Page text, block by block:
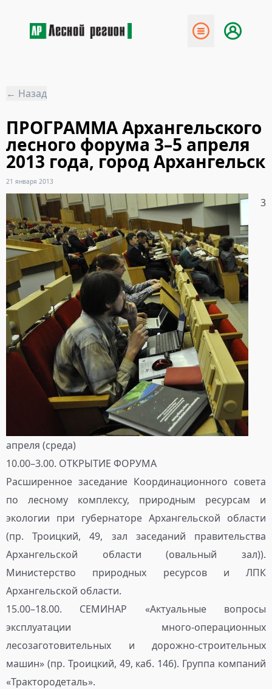
← Назад
ПРОГРАММА Архангельского
лесного форума 3–5 апреля
2013 года, город Архангельск
21 января 2013
3
апреля (среда)
10.00–3.00. ОТКРЫТИЕ ФОРУМА
Расширенное заседание Координационного совета
по лесному комплексу, природным ресурсам и
экологии при губернаторе Архангельской области
(пр. Троицкий, 49, зал заседаний правительства
Архангельской области (овальный зал)).
Министерство природных ресурсов и ЛПК
Архангельской области.
15.00–18.00. СЕМИНАР «Актуальные вопросы
эксплуатации много-операционных
лесозаготовительных и дорожно-строительных
машин» (пр. Троицкий, 49, каб. 146). Группа компаний
«Трактородеталь».